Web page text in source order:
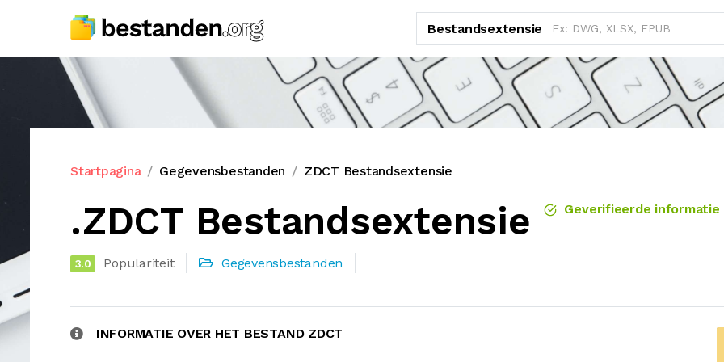
Bestandsextensie
Startpagina Gegevensbestanden ZDCT Bestandsextensie
.ZDCT Bestandsextensie Geverifieerde informatie
3.0 Populariteit Gegevensbestanden
INFORMATIE OVER HET BESTAND ZDCT